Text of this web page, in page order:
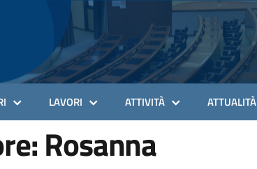
LAVORI ATTIVITÀ ATTUALITÀ
Rosanna